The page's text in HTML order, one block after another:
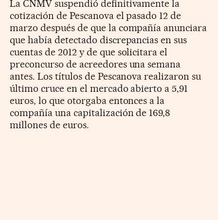
La CNMV suspendió definitivamente la
cotización de Pescanova el pasado 12 de
marzo después de que la compañía anunciara
que había detectado discrepancias en sus
cuentas de 2012 y de que solicitara el
preconcurso de acreedores una semana
antes. Los títulos de Pescanova realizaron su
último cruce en el mercado abierto a 5,91
euros, lo que otorgaba entonces a la
compañía una capitalización de 169,8
millones de euros.